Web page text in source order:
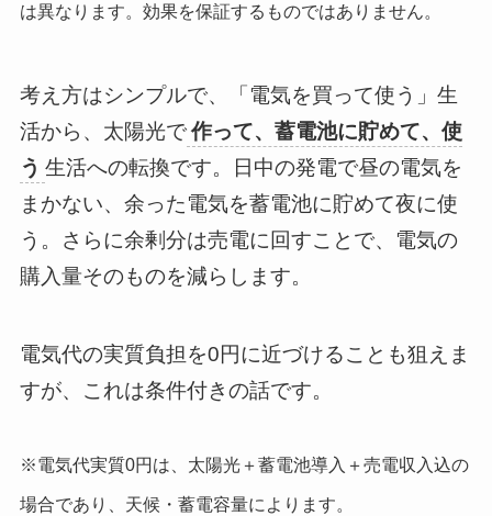
は異なります。効果を保証するものではありません。
考え方はシンプルで、「電気を買って使う」生
活から、太陽光で作って、蓄電池に貯めて、使
う 生活への転換です。日中の発電で昼の電気を
まかない、余った電気を蓄電池に貯めて夜に使
う。さらに余剰分は売電に回すことで、電気の
購入量そのものを減らします。
電気代の実質負担を0円に近づけることも狙えま
すが、これは条件付きの話です。
※電気代実質0円は、太陽光＋蓄電池導入＋売電収入込の
場合であり、天候・蓄電容量によります。